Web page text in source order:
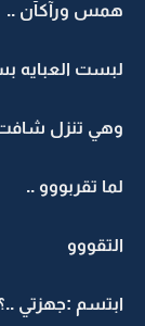
همس ورآكآن ..
لبست العبايه
وهي تنزل شافت
لما تقربووو ..
التقووو
ابتسم :جهزتي